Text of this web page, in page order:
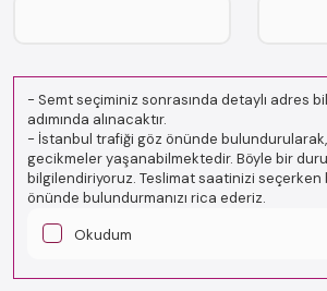
- Semt seçiminiz sonrasında detaylı adres
adımında alınacaktır.
- İstanbul trafiği göz önünde
gecikmeler yaşanabilmektedir. Böyle bir
bilgilendiriyoruz. Teslimat saatinizi seçerken
önünde bulundurmanızı rica ederiz.
Okudum